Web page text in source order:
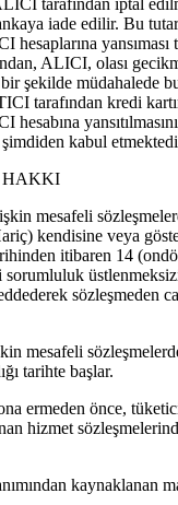
tarafından iptal
iade edilir. Bu
hesaplarına
ALICI, olası
şekilde müdahalede
tarafından kredi
hesabına
kabul
HAKKI
mesafeli
kendisine veya
itibaren 14
sözleşmeden
mesafeli
tarihte başlar.
ermeden önce,
hizmet
kaynaklanan